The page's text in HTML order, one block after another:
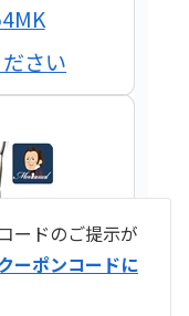
さい
ードのご提示が
ーポンコードに